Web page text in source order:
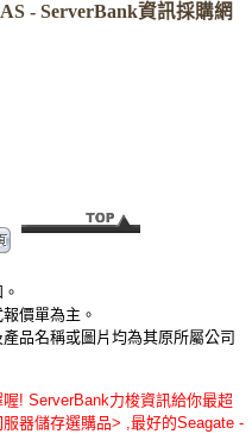
- ServerBank資訊採購網
價單為主。
品名稱或圖片均為其原所屬公司
! ServerBank力梭資訊給你最超
器儲存選購品> ,最好的Seagate -